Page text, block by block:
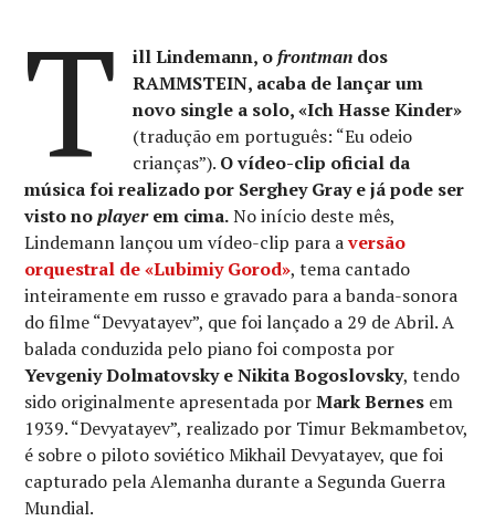
T ill Lindemann, ofrontmandos
RAMMSTEIN, acaba de lançar um
novo single a solo, «Ich Hasse Kinder»
(tradução em português: “Eu odeio
crianças”). O vídeo-clip oficial da
música foi realizado por Serghey Gray e já pode ser
visto noplayerem cima.No início deste mês,
Lindemann lançou um vídeo-clip para aversão
orquestral de«Lubimiy Gorod», tema cantado
inteiramente em russo e gravado para a banda-sonora
do filme “Devyatayev”, que foi lançado a 29 de Abril. A
balada conduzida pelo piano foi composta por
Yevgeniy Dolmatovsky e Nikita Bogoslovsky, tendo
sido originalmente apresentada porMark Bernes em
1939. “Devyatayev”, realizado por Timur Bekmambetov,
é sobre o piloto soviético Mikhail Devyatayev, que foi
capturado pela Alemanha durante a Segunda Guerra
Mundial.